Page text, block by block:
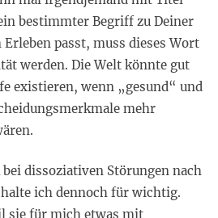
bestimmter Begriff zu Deiner
passt, muss dieses Wort
werden. Die Welt könnte gut
existieren, wenn „gesund“ und
mehr
dissoziativen Störungen nach
ich dennoch für wichtig.
sie für mich etwas mit